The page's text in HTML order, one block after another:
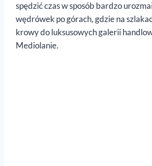
spędzić czas w sposób bardzo
wędrówek po górach, gdzie na
krowy do luksusowych galerii
Mediolanie.